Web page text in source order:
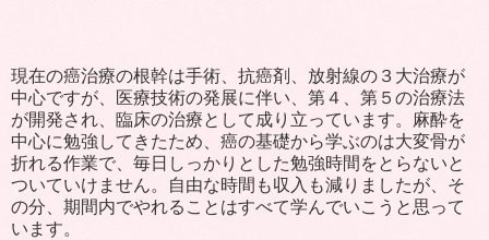
現在の癌治療の根幹は手術、抗癌剤、放射線の３大治療が
中心ですが、医療技術の発展に伴い、第４、第５の治療法
が開発され、臨床の治療として成り立っています。麻酔を
中心に勉強してきたため、癌の基礎から学ぶのは大変骨が
折れる作業で、毎日しっかりとした勉強時間をとらないと
ついていけません。自由な時間も収入も減りましたが、そ
の分、 期間内でやれることはすべて学んでいこうと思って
います。